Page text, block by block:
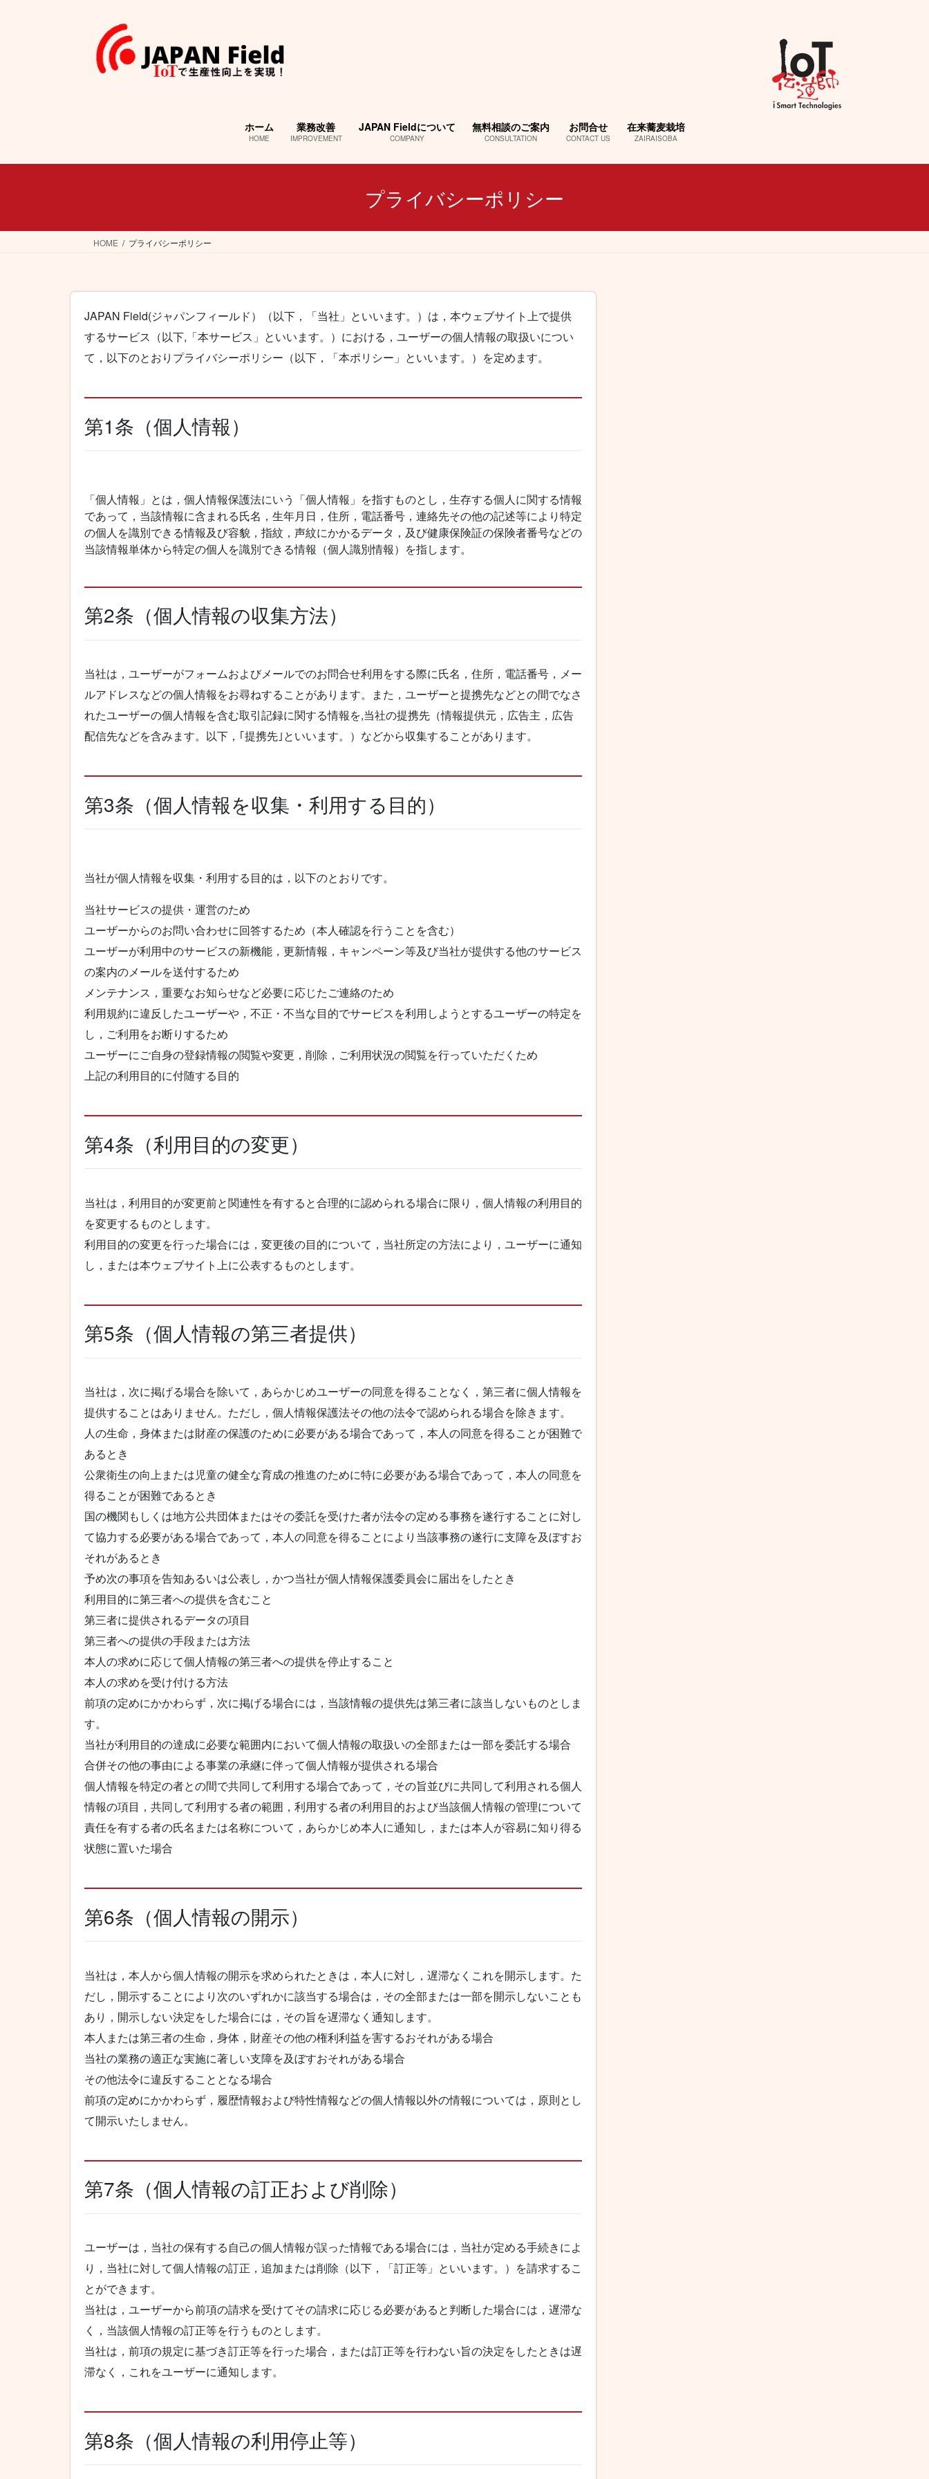
ホーム
HOME
業務改善
IMPROVEMENT
JAPAN Fieldについて
COMPANY
無料相談のご案内
CONSULTATION
お問合せ
CONTACT US
在来蕎麦栽培
ZAIRAISOBA
プライバシーポリシー
HOME プライバシーポリシー
JAPAN Field(ジャパンフィールド）（以下，「当社」といいます。）は，本ウェブサイト上で提供
するサービス（以下,「本サービス」といいます。）における，ユーザーの個人情報の取扱いについ
て，以下のとおりプライバシーポリシー（以下，「本ポリシー」といいます。）を定めます。
第1条（個人情報）
「個人情報」とは，個人情報保護法にいう「個人情報」を指すものとし，生存する個人に関する情報
であって，当該情報に含まれる氏名，生年月日，住所，電話番号，連絡先その他の記述等により特定
の個人を識別できる情報及び容貌，指紋，声紋にかかるデータ，及び健康保険証の保険者番号などの
当該情報単体から特定の個人を識別できる情報（個人識別情報）を指します。
第2条（個人情報の収集方法）
当社は，ユーザーがフォームおよびメールでのお問合せ利用をする際に氏名，住所，電話番号，メー
ルアドレスなどの個人情報をお尋ねすることがあります。また，ユーザーと提携先などとの間でなさ
れたユーザーの個人情報を含む取引記録に関する情報を,当社の提携先（情報提供元，広告主，広告
配信先などを含みます。以下，｢提携先｣といいます。）などから収集することがあります。
第3条（個人情報を収集・利用する目的）
当社が個人情報を収集・利用する目的は，以下のとおりです。
当社サービスの提供・運営のため
ユーザーからのお問い合わせに回答するため（本人確認を行うことを含む）
ユーザーが利用中のサービスの新機能，更新情報，キャンペーン等及び当社が提供する他のサービス
の案内のメールを送付するため
メンテナンス，重要なお知らせなど必要に応じたご連絡のため
利用規約に違反したユーザーや，不正・不当な目的でサービスを利用しようとするユーザーの特定を
し，ご利用をお断りするため
ユーザーにご自身の登録情報の閲覧や変更，削除，ご利用状況の閲覧を行っていただくため
上記の利用目的に付随する目的
第4条（利用目的の変更）
当社は，利用目的が変更前と関連性を有すると合理的に認められる場合に限り，個人情報の利用目的
を変更するものとします。
利用目的の変更を行った場合には，変更後の目的について，当社所定の方法により，ユーザーに通知
し，または本ウェブサイト上に公表するものとします。
第5条（個人情報の第三者提供）
当社は，次に掲げる場合を除いて，あらかじめユーザーの同意を得ることなく，第三者に個人情報を
提供することはありません。ただし，個人情報保護法その他の法令で認められる場合を除きます。
人の生命，身体または財産の保護のために必要がある場合であって，本人の同意を得ることが困難で
あるとき
公衆衛生の向上または児童の健全な育成の推進のために特に必要がある場合であって，本人の同意を
得ることが困難であるとき
国の機関もしくは地方公共団体またはその委託を受けた者が法令の定める事務を遂行することに対し
て協力する必要がある場合であって，本人の同意を得ることにより当該事務の遂行に支障を及ぼすお
それがあるとき
予め次の事項を告知あるいは公表し，かつ当社が個人情報保護委員会に届出をしたとき
利用目的に第三者への提供を含むこと
第三者に提供されるデータの項目
第三者への提供の手段または方法
本人の求めに応じて個人情報の第三者への提供を停止すること
本人の求めを受け付ける方法
前項の定めにかかわらず，次に掲げる場合には，当該情報の提供先は第三者に該当しないものとしま
す。
当社が利用目的の達成に必要な範囲内において個人情報の取扱いの全部または一部を委託する場合
合併その他の事由による事業の承継に伴って個人情報が提供される場合
個人情報を特定の者との間で共同して利用する場合であって，その旨並びに共同して利用される個人
情報の項目，共同して利用する者の範囲，利用する者の利用目的および当該個人情報の管理について
責任を有する者の氏名または名称について，あらかじめ本人に通知し，または本人が容易に知り得る
状態に置いた場合
第6条（個人情報の開示）
当社は，本人から個人情報の開示を求められたときは，本人に対し，遅滞なくこれを開示します。た
だし，開示することにより次のいずれかに該当する場合は，その全部または一部を開示しないことも
あり，開示しない決定をした場合には，その旨を遅滞なく通知します。
本人または第三者の生命，身体，財産その他の権利利益を害するおそれがある場合
当社の業務の適正な実施に著しい支障を及ぼすおそれがある場合
その他法令に違反することとなる場合
前項の定めにかかわらず，履歴情報および特性情報などの個人情報以外の情報については，原則とし
て開示いたしません。
第7条（個人情報の訂正および削除）
ユーザーは，当社の保有する自己の個人情報が誤った情報である場合には，当社が定める手続きによ
り，当社に対して個人情報の訂正，追加または削除（以下，「訂正等」といいます。）を請求するこ
とができます。
当社は，ユーザーから前項の請求を受けてその請求に応じる必要があると判断した場合には，遅滞な
く，当該個人情報の訂正等を行うものとします。
当社は，前項の規定に基づき訂正等を行った場合，または訂正等を行わない旨の決定をしたときは遅
滞なく，これをユーザーに通知します。
第8条（個人情報の利用停止等）